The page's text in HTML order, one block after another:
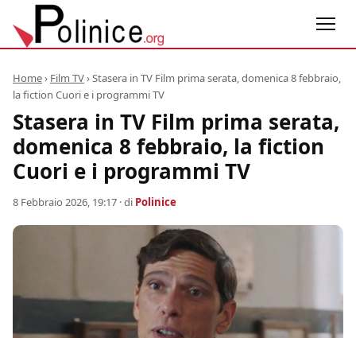
Home› Film TV›Stasera in TV Film prima serata, domenica 8 febbraio,
la fiction Cuori e i programmi TV
Stasera in TV Film prima serata,
domenica 8 febbraio, la fiction
Cuori e i programmi TV
8 Febbraio 2026, 19:17 · di Polinice